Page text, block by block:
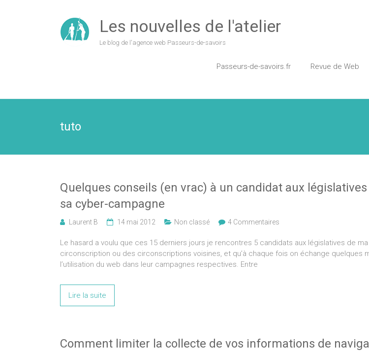
Les nouvelles de l'atelier
Le blog de l'agence web Passeurs-de-savoirs
Passeurs-de-savoirs.fr Revue de Web
tuto
Quelques conseils (en vrac) à un candidat aux
sa cyber-campagne
Laurent B 14 mai 2012 Non classé 4 Commentaires
Le hasard a voulu que ces 15 derniers jours je rencontres 5 candidats aux législatives de ma
circonscription ou des circonscriptions voisines, et qu’à chaque fois on échange quelques
l’utilisation du web dans leur campagnes respectives. Entre
Lire la suite
Comment limiter la collecte de vos informations de